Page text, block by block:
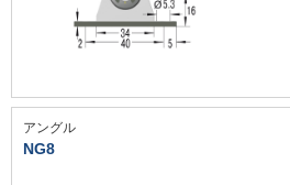
アングル
NG8